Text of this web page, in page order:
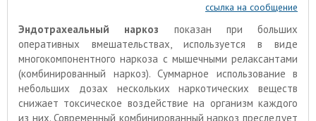
ссылка на сообщение
Эндотрахеальный наркоз показан при больших
оперативных вмешательствах, используется в виде
многокомпонентного наркоза с мышечными релаксантами
(комбинированный наркоз). Суммарное использование в
небольших дозах нескольких наркотических веществ
снижает токсическое воздействие на организм каждого
из них. Современный комбинированный наркоз преследует